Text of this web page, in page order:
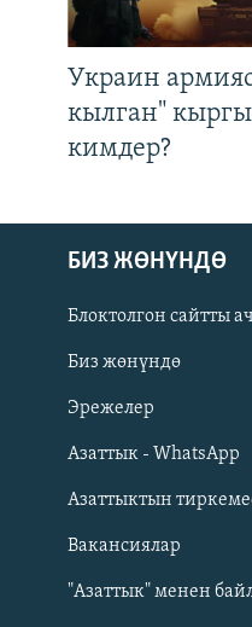
Русский
ОНЛАЙН ШЕРИНЕ
Украин
кылган"
кимдер?
БИЗ ЖӨНҮНДӨ
Блоктолгон сайтты
Биз жөнүндө
Эрежелер
Азаттык - WhatsApp
Азаттыктын
Вакансиялар
"Азаттык" менен